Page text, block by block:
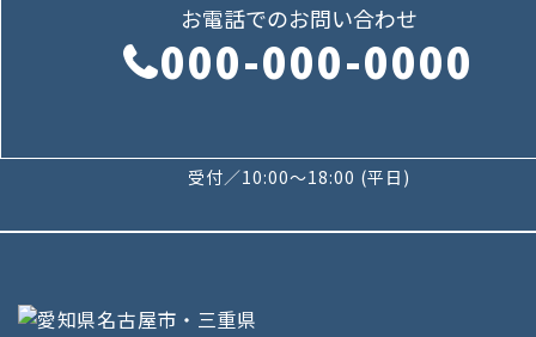
お電話でのお問い合わせ
000-000-0000
受付／10:00～18:00 (平日)